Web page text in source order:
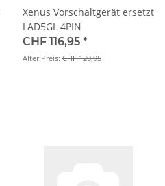
Xenus Vorschaltgerät ersetzt
LAD5GL 4PIN
CHF 116,95 *
Alter Preis: CHF 129,95